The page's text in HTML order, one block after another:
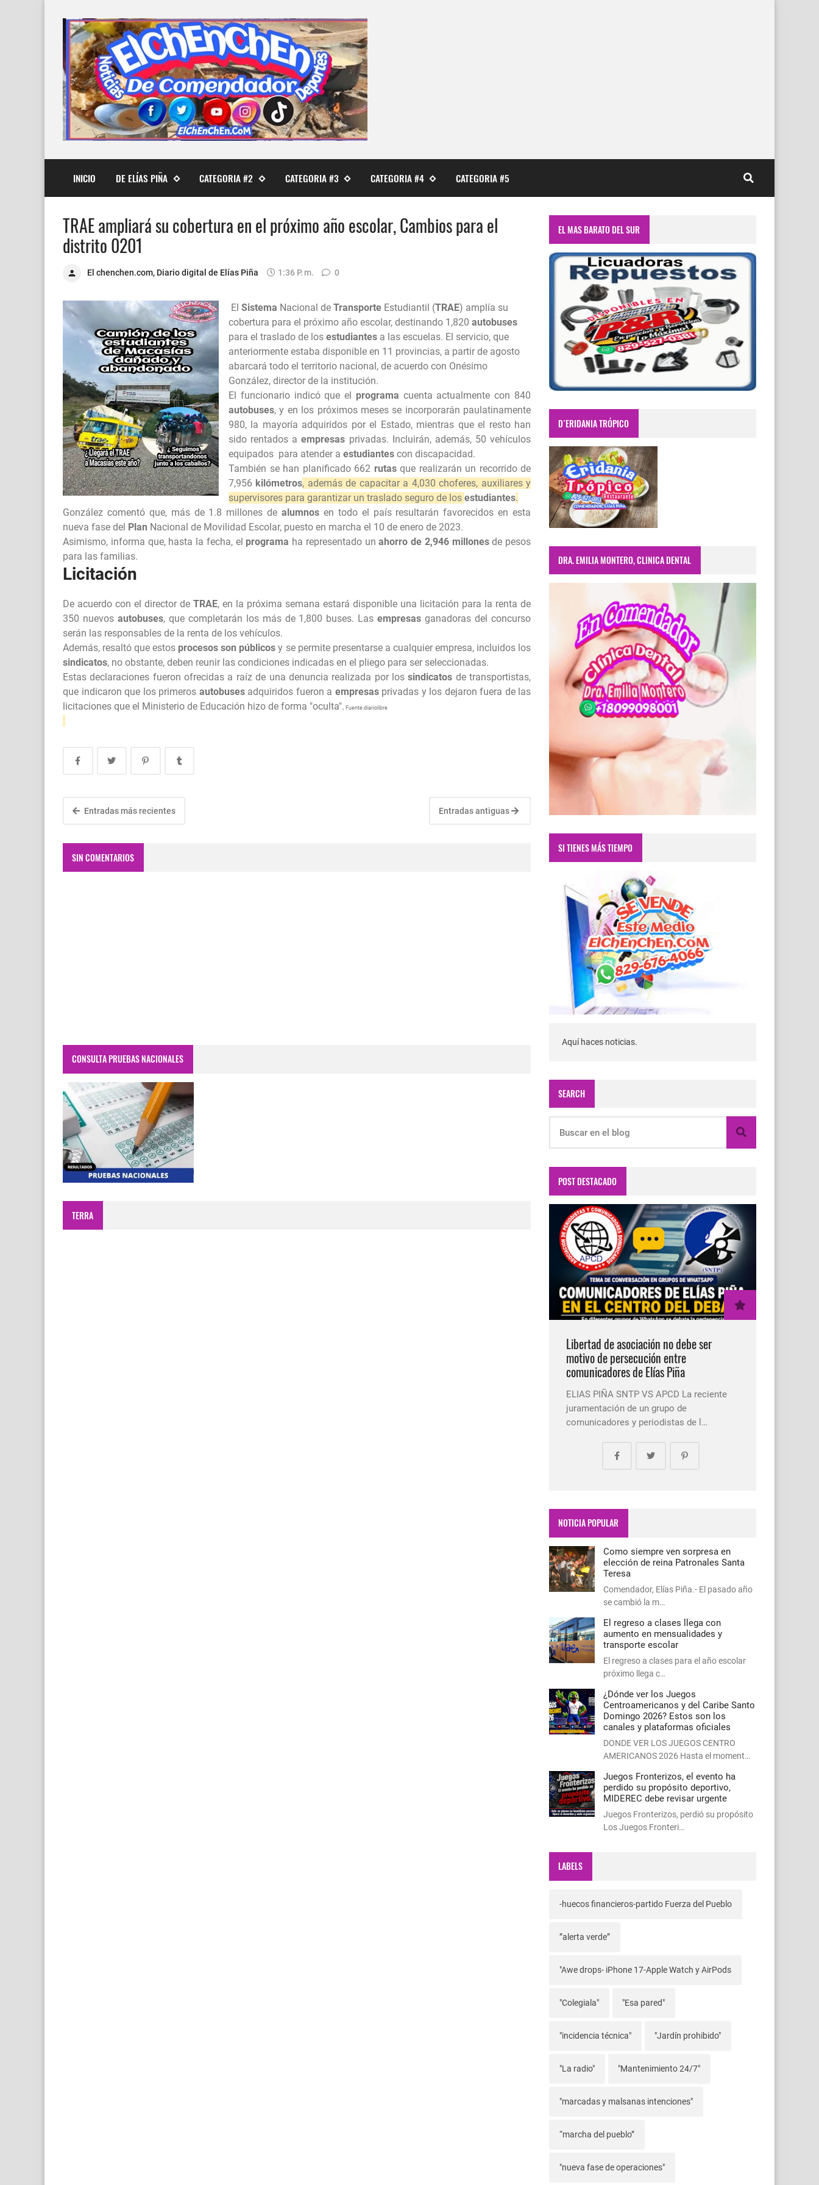
INICIO DE ELÍAS PIÑA CATEGORIA #2 CATEGORIA #3 CATEGORIA #4 CATEGORIA #5
TRAE ampliará su cobertura en el próximo año escolar, Cambios para el
distrito 0201
El chenchen.com, Diario digital de Elías Piña 1:36 P. M. 0
El Sistema Nacional de Transporte Estudiantil (TRAE) amplía su
cobertura para el próximo año escolar, destinando 1,820 autobuses
para el traslado de los estudiantes a las escuelas. El servicio, que
anteriormente estaba disponible en 11 provincias, a partir de agosto
abarcará todo el territorio nacional, de acuerdo con Onésimo
González, director de la institución.
El funcionario indicó que el programa cuenta actualmente con 840
autobuses, y en los próximos meses se incorporarán paulatinamente
980, la mayoría adquiridos por el Estado, mientras que el resto han
sido rentados aempresas privadas. Incluirán, además, 50 vehículos
equipados para atender a estudiantes con discapacidad.
También se han planificado 662 rutasque realizarán un recorrido de
7,956 kilómetros, además de capacitar a 4,030 choferes, auxiliares y
supervisores para garantizar un traslado seguro de los estudiantes.
González comentó que, más de 1.8 millones de alumnos en todo el país resultarán favorecidos en esta
nueva fase del Plan Nacional de Movilidad Escolar, puesto en marcha el 10 de enero de 2023.
Asimismo, informa que, hasta la fecha, el programa ha representado unahorro de 2,946 millonesde pesos
para las familias.
Licitación
De acuerdo con el director de TRAE, en la próxima semana estará disponible una licitación para la renta de
350 nuevos autobuses, que completarán los más de 1,800 buses. Lasempresas ganadoras del concurso
serán las responsables de la renta de los vehículos.
Además, resaltó que estos procesos son públicos y se permite presentarse a cualquier empresa, incluidos los
sindicatos, no obstante, deben reunir las condiciones indicadas en el pliego para ser seleccionadas.
Estas declaraciones fueron ofrecidas a raíz de una denuncia realizada por lossindicatos de transportistas,
que indicaron que los primeros autobusesadquiridos fueron a empresasprivadas y los dejaron fuera de las
licitaciones que el Ministerio de Educación hizo de forma "oculta". Fuente:diariolibre
Entradas más recientes Entradas antiguas
SIN COMENTARIOS
CONSULTA PRUEBAS NACIONALES
TERRA
EL MAS BARATO DEL SUR
D´ERIDANIA TRÓPICO
DRA. EMILIA MONTERO, CLINICA DENTAL
SI TIENES MÁS TIEMPO
Aquí haces noticias.
SEARCH
POST DESTACADO
Libertad de asociación no debe ser
motivo de persecución entre
comunicadores de Elías Piña
ELIAS PIÑA SNTP VS APCD La reciente
juramentación de un grupo de
comunicadores y periodistas de l…
NOTICIA POPULAR
Como siempre ven sorpresa en
elección de reina Patronales Santa
Teresa
Comendador, Elías Piña.- El pasado año
se cambió la m…
El regreso a clases llega con
aumento en mensualidades y
transporte escolar
El regreso a clases para el año escolar
próximo llega c…
¿Dónde ver los Juegos
Centroamericanos y del Caribe Santo
Domingo 2026? Estos son los
canales y plataformas oficiales
DONDE VER LOS JUEGOS CENTRO
AMERICANOS 2026 Hasta el moment…
Juegos Fronterizos, el evento ha
perdido su propósito deportivo,
MIDEREC debe revisar urgente
Juegos Fronterizos, perdió su propósito
Los Juegos Fronteri…
LABELS
-huecos financieros-partido Fuerza del Pueblo
”alerta verde”
"Awe drops- iPhone 17-Apple Watch y AirPods
"Colegiala" "Esa pared"
"incidencia técnica" "Jardín prohibido"
"La radio" "Mantenimiento 24/7"
"marcadas y malsanas intenciones"
“marcha del pueblo”
"nueva fase de operaciones"